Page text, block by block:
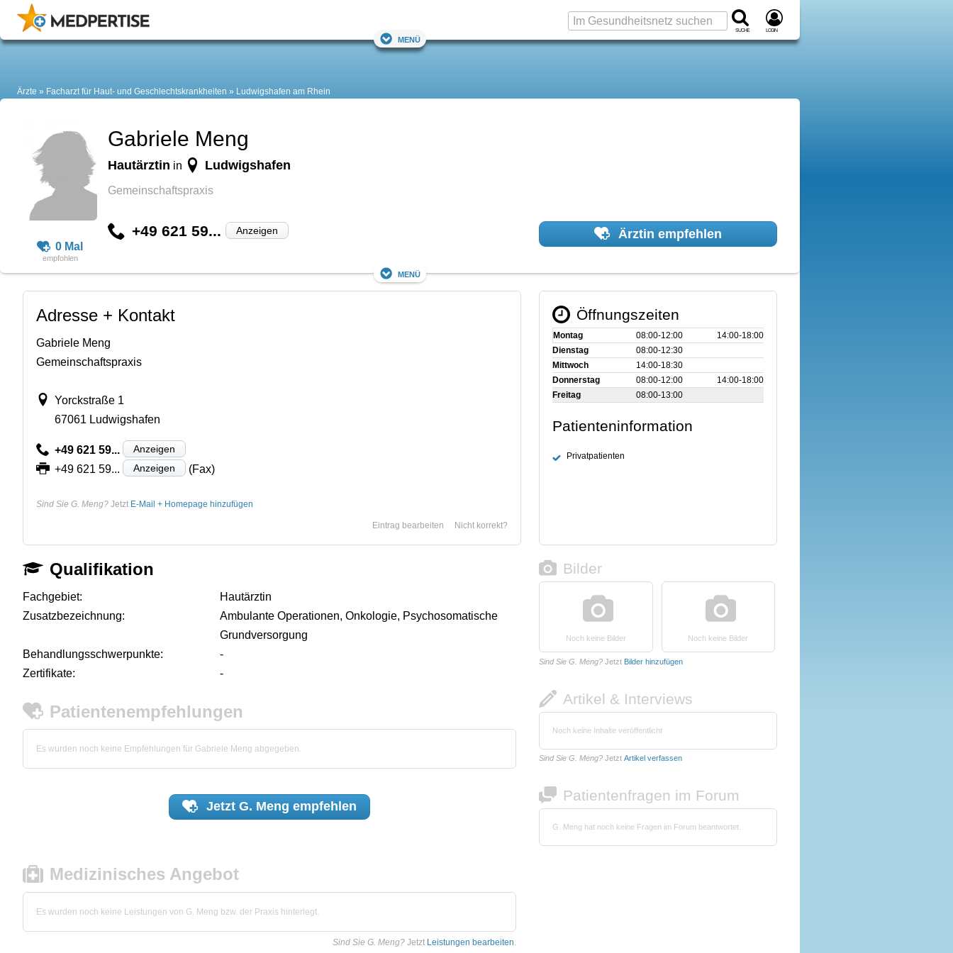
Suche Login
Menü
Ärzte Facharzt für Haut- und Geschlechtskrankheiten Ludwigshafen am Rhein
0 Mal
Gabriele Meng
Hautärztin in Ludwigshafen
Gemeinschaftspraxis
+49 621 59... Anzeigen Ärztin empfehlen
Menü
Adresse + Kontakt
Gabriele Meng
Gemeinschaftspraxis
Yorckstraße 1
67061 Ludwigshafen
+49 621 59... Anzeigen
+49 621 59... Anzeigen (Fax)
Sind Sie G. Meng? Jetzt E-Mail + Homepage hinzufügen
Nicht korrekt?
Eintrag bearbeiten
Öffnungszeiten
Montag 08:00‑12:00
14:00‑18:00
Dienstag
08:00‑12:30
Mittwoch
14:00‑18:30
Donnerstag
08:00‑12:00
14:00‑18:00
Freitag
08:00‑13:00
Patienteninformation
Privatpatienten
Qualifikation
Fachgebiet:
Hautärztin
Zusatzbezeichnung:
Ambulante Operationen, Onkologie, Psychosomatische
Grundversorgung
Behandlungsschwerpunkte:
-
Zertifikate:
-
Patientenempfehlungen
Es wurden noch keine Empfehlungen für Gabriele Meng abgegeben.
Jetzt G. Meng empfehlen
Medizinisches Angebot
Es wurden noch keine Leistungen von G. Meng bzw. der Praxis hinterlegt.
Sind Sie G. Meng? Jetzt Leistungen bearbeiten.
Bilder
Noch keine Bilder Noch keine Bilder
Sind Sie G. Meng? Jetzt Bilder hinzufügen
Artikel & Interviews
Noch keine Inhalte veröffentlicht
Sind Sie G. Meng? Jetzt Artikel verfassen
Patientenfragen im Forum
G. Meng hat noch keine Fragen im Forum beantwortet.